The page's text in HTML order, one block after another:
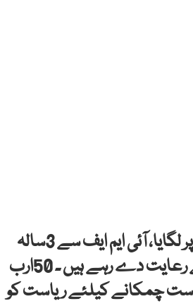
وزیراعظم شہباز شریف نے کہا کہ ہم نے ریاست کو بچاکرسیاست کوداؤپر لگایا، آئی ایم ایف سے 3سالہ
پروگرام کرنےجارہے ہیں، گھریلو صارفین کو 200یونٹ تک 3ماہ کیلئے رعایت دے رہے ہیں ۔ 50ارب
کو ریلیف دیا جائے گا۔2021-22میں سیاست چمکانے کیلئے ریاست کو